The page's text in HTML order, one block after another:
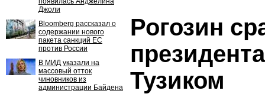
Джоли
Bloomberg рассказал о
содержании нового
пакета санкций ЕС
против России
В МИД указали на
массовый отток
чиновников из
администрации Байдена
Рогозин
Тузиком